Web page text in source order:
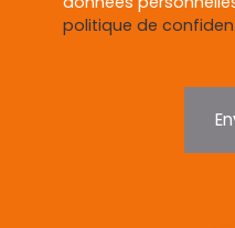
politique de